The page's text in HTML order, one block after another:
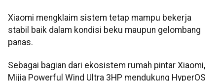
Xiaomi mengklaim sistem tetap mampu bekerja
stabil baik dalam kondisi beku maupun gelombang
panas.
Sebagai bagian dari ekosistem rumah pintar Xiaomi,
Mijia Powerful Wind Ultra 3HP mendukung HyperOS